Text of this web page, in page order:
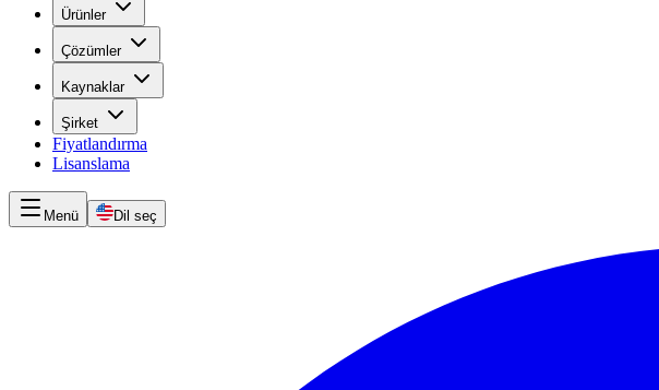
Ürünler
Çözümler
Kaynaklar
Şirket
Fiyatlandırma
Lisanslama
Menü Dil seç